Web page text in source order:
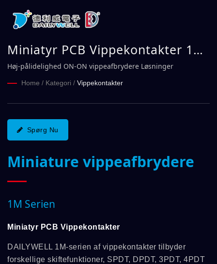
Miniatyr PCB Vippekontakter 1M
Serien | DAILYWELL
Høj-pålidelighed ON-ON vippeafbrydere Løsninger
Home / Kategori / Vippekontakter
Spørg Nu
Miniature vippeafbrydere
1M Serien
Miniatyr PCB Vippekontakter
DAILYWELL 1M-serien af vippekontakter tilbyder
forskellige skiftefunktioner, SPDT, DPDT, 3PDT, 4PDT